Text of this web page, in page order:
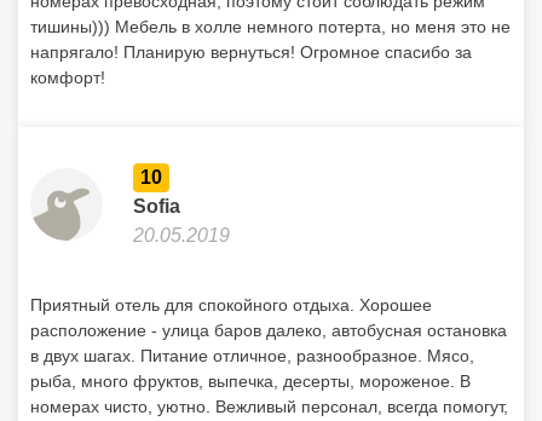
тишины))) Мебель в холле немного потерта, но меня это не
напрягало! Планирую вернуться! Огромное спасибо за
комфорт!
10
Sofia
20.05.2019
Приятный отель для спокойного отдыха. Хорошее
расположение - улица баров далеко, автобусная остановка
в двух шагах. Питание отличное, разнообразное. Мясо,
рыба, много фруктов, выпечка, десерты, мороженое. В
номерах чисто, уютно. Вежливый персонал, всегда помогут,